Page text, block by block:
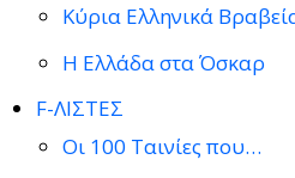
Κύρια Ελληνικά
Η Ελλάδα στα Όσκαρ
F-ΛΙΣΤΕΣ
Οι 100 Ταινίες που…